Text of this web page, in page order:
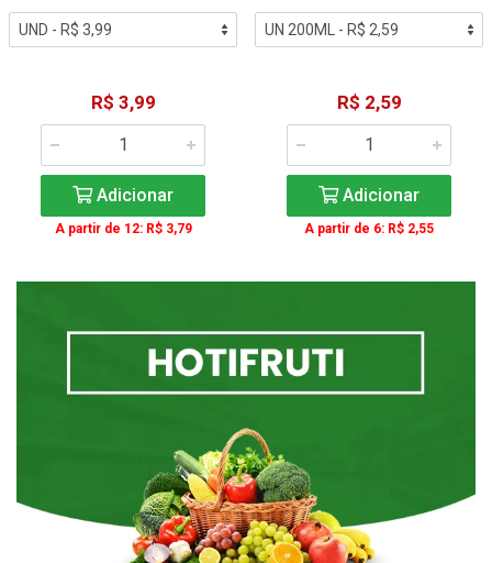
R$ 3,99
Adicionar
A partir de 12: R$ 3,79
R$ 2,59
Adicionar
A partir de 6: R$ 2,55